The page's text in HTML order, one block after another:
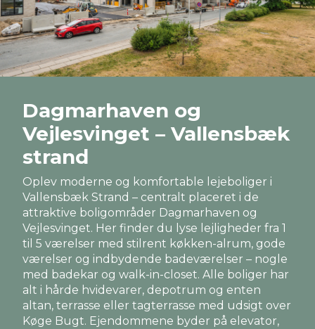
Dagmarhaven og
Vejlesvinget – Vallensbæk
strand
Oplev moderne og komfortable lejeboliger i
Vallensbæk Strand – centralt placeret i de
attraktive boligområder Dagmarhaven og
Vejlesvinget. Her finder du lyse lejligheder fra 1
til 5 værelser med stilrent køkken-alrum, gode
værelser og indbydende badeværelser – nogle
med badekar og walk-in-closet. Alle boliger har
alt i hårde hvidevarer, depotrum og enten
altan, terrasse eller tagterrasse med udsigt over
Køge Bugt. Ejendommene byder på elevator,